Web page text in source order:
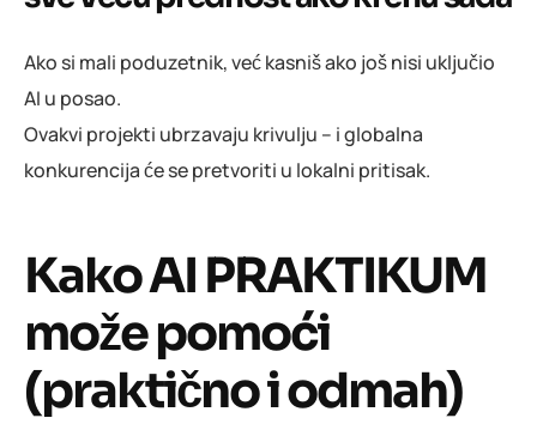
Ako si mali poduzetnik, već kasniš ako još nisi uključio
AI u posao.
Ovakvi projekti ubrzavaju krivulju – i globalna
konkurencija će se pretvoriti u lokalni pritisak.
Kako AI PRAKTIKUM
može pomoći
(praktično i odmah)